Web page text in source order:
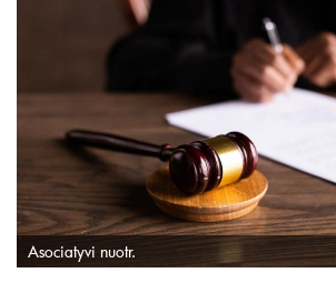
Asociatyvi nuotr.